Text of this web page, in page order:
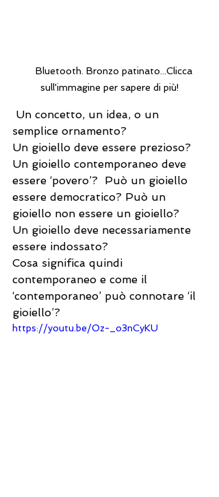
sull'immagine per sapere di più!
semplice ornamento?
Un gioiello deve essere prezioso?
Un gioiello contemporaneo deve
essere ‘povero’?  Può un gioiello
essere democratico? Può un
gioiello non essere un gioiello?
Un gioiello deve necessariamente
essere indossato?
Cosa significa quindi
contemporaneo e come il
‘contemporaneo’ può connotare ‘il
gioiello’?
https://youtu.be/Oz-_o3nCyKU